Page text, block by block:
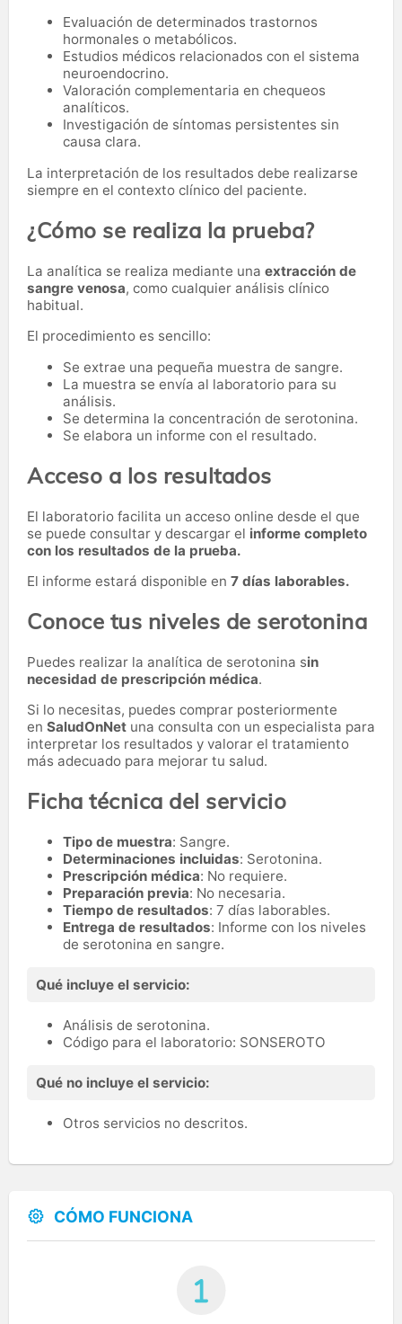
Evaluación de determinados trastornos
hormonales o metabólicos.
Estudios médicos relacionados con el sistema
neuroendocrino.
Valoración complementaria en chequeos
analíticos.
Investigación de síntomas persistentes sin
causa clara.
La interpretación de los resultados debe realizarse
siempre en el contexto clínico del paciente.
¿Cómo se realiza la prueba?
La analítica se realiza mediante una extracción de
sangre venosa, como cualquier análisis clínico
habitual.
El procedimiento es sencillo:
Se extrae una pequeña muestra de sangre.
La muestra se envía al laboratorio para su
análisis.
Se determina la concentración de serotonina.
Se elabora un informe con el resultado.
Acceso a los resultados
El laboratorio facilita un acceso online desde el que
se puede consultar y descargar el informe completo
con los resultados de la prueba.
El informe estará disponible en 7 días laborables.
Conoce tus niveles de serotonina
Puedes realizar la analítica de serotonina sin
necesidad de prescripción médica.
Si lo necesitas, puedes comprar posteriormente
en SaludOnNet una consulta con un especialista para
interpretar los resultados y valorar el tratamiento
más adecuado para mejorar tu salud.
Ficha técnica del servicio
Tipo de muestra: Sangre.
Determinaciones incluidas: Serotonina.
Prescripción médica: No requiere.
Preparación previa: No necesaria.
Tiempo de resultados: 7 días laborables.
Entrega de resultados: Informe con los niveles
de serotonina en sangre.
Qué incluye el servicio:
Análisis de serotonina.
Código para el laboratorio: SONSEROTO
Qué no incluye el servicio:
Otros servicios no descritos.
CÓMO FUNCIONA